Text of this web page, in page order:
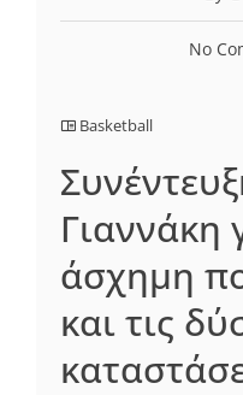
No
Basketball
Γιαννάκη
άσχημη
και τις